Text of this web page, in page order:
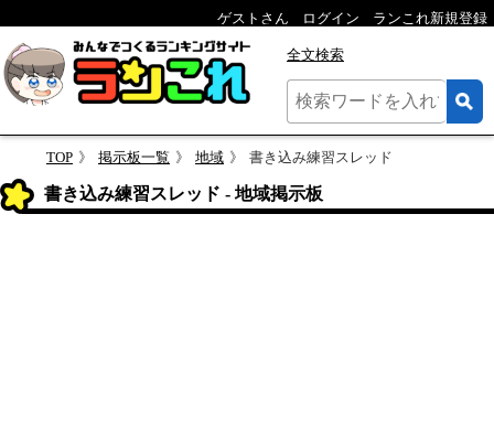
ゲストさん ログイン ランこれ新規登録
全文検索
TOP 掲示板一覧 地域 書き込み練習スレッド
書き込み練習スレッド - 地域掲示板